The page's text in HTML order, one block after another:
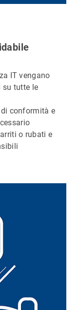
IT vengano
su tutte le
conformità e
o rubati e